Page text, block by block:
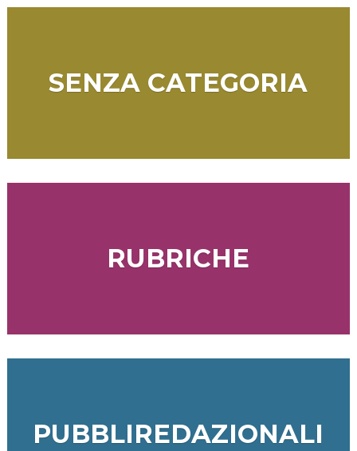
SENZA CATEGORIA
RUBRICHE
PUBBLIREDAZIONALI